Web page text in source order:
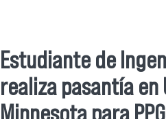
Se encuentra
Estudiante de
realiza pasantía en
Minnesota para